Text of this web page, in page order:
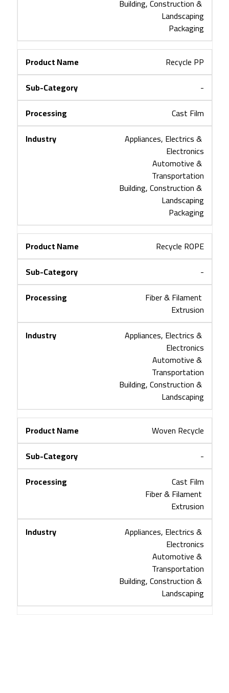
Building, Construction &
Landscaping
Packaging
Recycle PP
-
Cast Film
Appliances, Electrics &
Electronics
Automotive &
Transportation
Building, Construction &
Landscaping
Packaging
Recycle ROPE
-
Fiber & Filament
Extrusion
Appliances, Electrics &
Electronics
Automotive &
Transportation
Building, Construction &
Landscaping
Woven Recycle
-
Cast Film
Fiber & Filament
Extrusion
Appliances, Electrics &
Electronics
Automotive &
Transportation
Building, Construction &
Landscaping